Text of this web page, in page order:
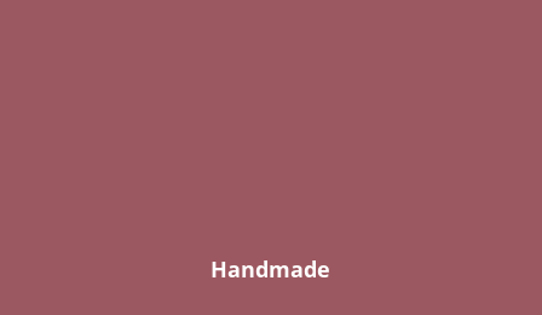
Handmade